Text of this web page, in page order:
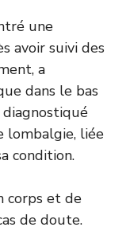
une
avoir suivi des
a
dans le bas
lombalgie, liée
condition.
corps et de
de doute.